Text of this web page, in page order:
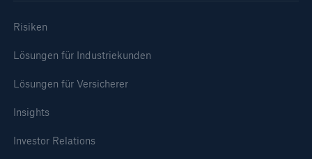
Risiken
Lösungen für Industriekunden
Lösungen für Versicherer
Insights
Investor Relations